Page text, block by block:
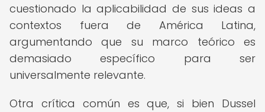
cuestionado la aplicabilidad de sus ideas a
contextos fuera de América Latina,
argumentando que su marco teórico es
demasiado específico para ser
universalmente relevante.
Otra crítica común es que, si bien Dussel